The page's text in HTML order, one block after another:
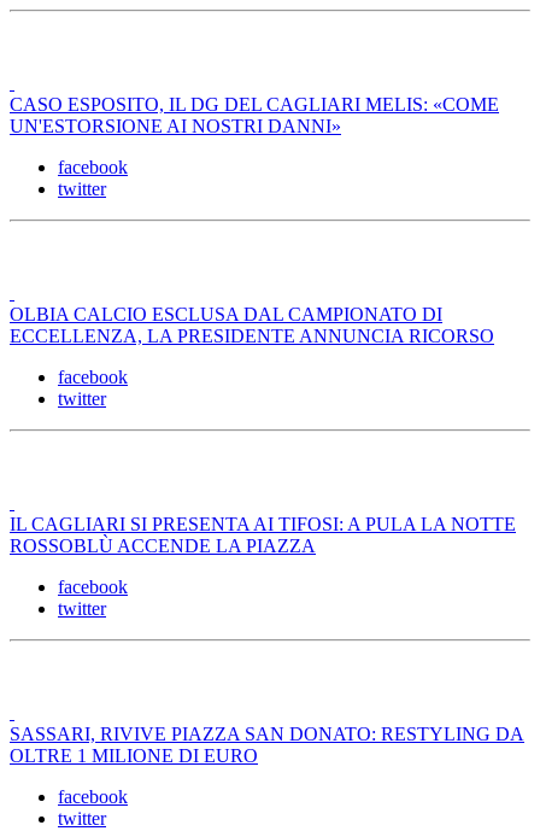
CASO ESPOSITO, IL DG DEL CAGLIARI MELIS: «COME
UN'ESTORSIONE AI NOSTRI DANNI»
facebook
twitter
OLBIA CALCIO ESCLUSA DAL CAMPIONATO DI
ECCELLENZA, LA PRESIDENTE ANNUNCIA RICORSO
facebook
twitter
IL CAGLIARI SI PRESENTA AI TIFOSI: A PULA LA NOTTE
ROSSOBLÙ ACCENDE LA PIAZZA
facebook
twitter
SASSARI, RIVIVE PIAZZA SAN DONATO: RESTYLING DA
OLTRE 1 MILIONE DI EURO
facebook
twitter